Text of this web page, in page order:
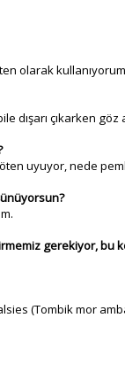
olarak
dışarı çıkarken göz
uyuyor, nede
gerekiyor, bu
(Tombik mor